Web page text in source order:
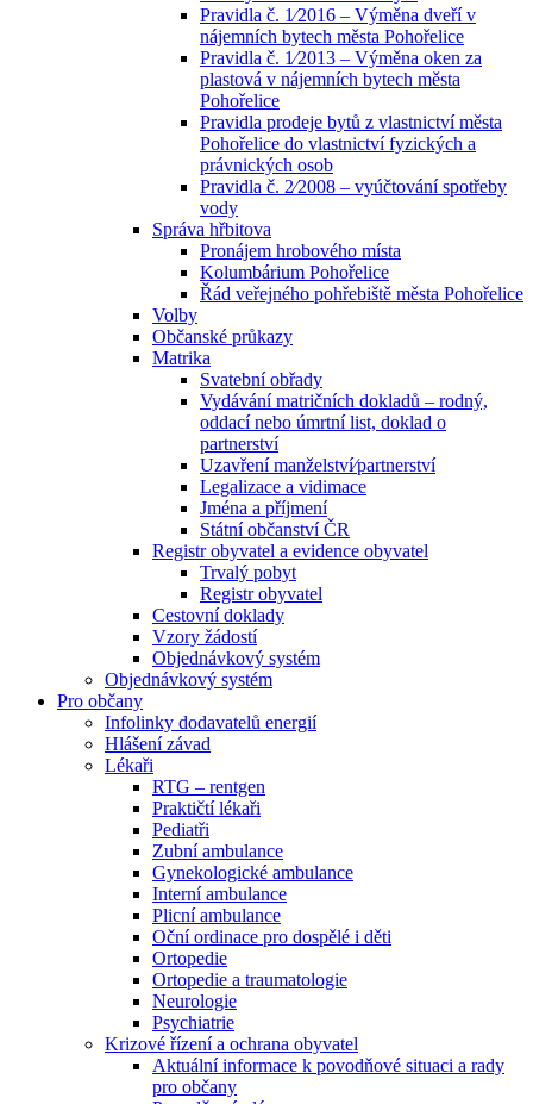
Pravidla č. 1⁄2016 – Výměna dveří v
nájemních bytech města Pohořelice
Pravidla č. 1⁄2013 – Výměna oken za
plastová v nájemních bytech města
Pohořelice
Pravidla prodeje bytů z vlastnictví města
Pohořelice do vlastnictví fyzických a
právnických osob
Pravidla č. 2⁄2008 – vyúčtování spotřeby
vody
Správa hřbitova
Pronájem hrobového místa
Kolumbárium Pohořelice
Řád veřejného pohřebiště města Pohořelice
Volby
Občanské průkazy
Matrika
Svatební obřady
Vydávání matričních dokladů – rodný,
oddací nebo úmrtní list, doklad o
partnerství
Uzavření manželství⁄partnerství
Legalizace a vidimace
Jména a příjmení
Státní občanství ČR
Registr obyvatel a evidence obyvatel
Trvalý pobyt
Registr obyvatel
Cestovní doklady
Vzory žádostí
Objednávkový systém
Objednávkový systém
Pro občany
Infolinky dodavatelů energií
Hlášení závad
Lékaři
RTG – rentgen
Praktičtí lékaři
Pediatři
Zubní ambulance
Gynekologické ambulance
Interní ambulance
Plicní ambulance
Oční ordinace pro dospělé i děti
Ortopedie
Ortopedie a traumatologie
Neurologie
Psychiatrie
Krizové řízení a ochrana obyvatel
Aktuální informace k povodňové situaci a rady
pro občany